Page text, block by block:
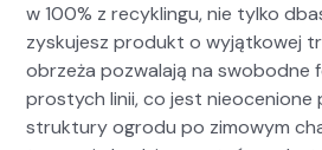
w 100% z recyk­lin­gu, nie tylko
zysku­jesz pro­dukt o wyjątkowej
obrzeża pozwala­ją na swo­bodne
prostych linii, co jest nieoce­nione
struk­tu­ry ogro­du po zimowym